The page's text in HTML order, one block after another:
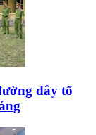
dây tổ